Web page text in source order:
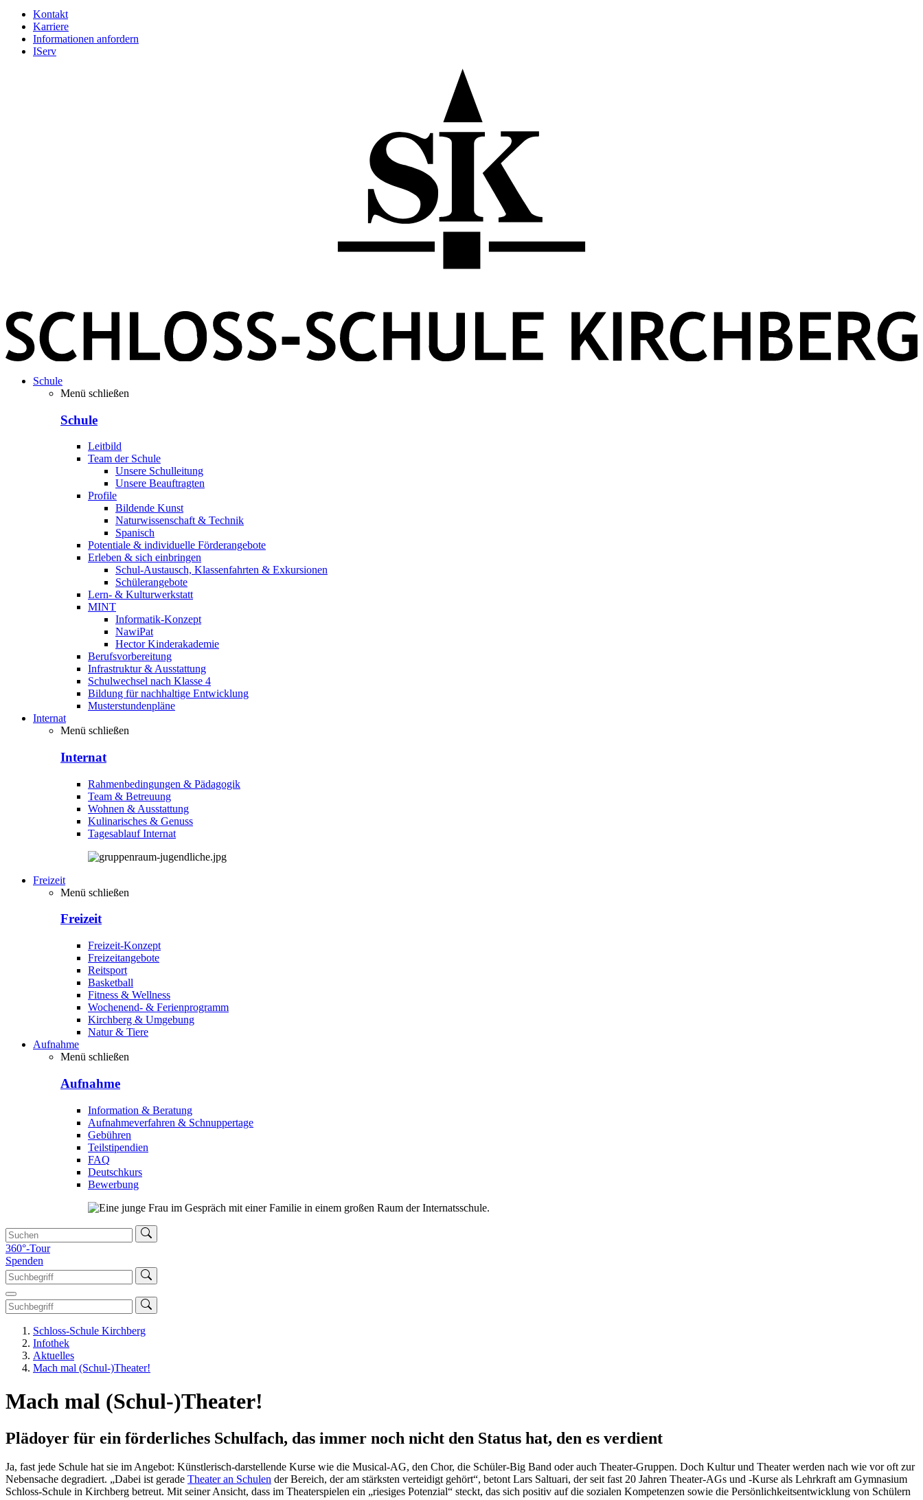
Kontakt
Karriere
Informationen anfordern
IServ
Schule
Menü schließen
Schule
Leitbild
Team der Schule
Unsere Schulleitung
Unsere Beauftragten
Profile
Bildende Kunst
Naturwissenschaft & Technik
Spanisch
Potentiale & individuelle Förderangebote
Erleben & sich einbringen
Schul-Austausch, Klassenfahrten & Exkursionen
Schülerangebote
Lern- & Kulturwerkstatt
MINT
Informatik-Konzept
NawiPat
Hector Kinderakademie
Berufsvorbereitung
Infrastruktur & Ausstattung
Schulwechsel nach Klasse 4
Bildung für nachhaltige Entwicklung
Musterstundenpläne
Internat
Menü schließen
Internat
Rahmenbedingungen & Pädagogik
Team & Betreuung
Wohnen & Ausstattung
Kulinarisches & Genuss
Tagesablauf Internat
Freizeit
Menü schließen
Freizeit
Freizeit-Konzept
Freizeitangebote
Reitsport
Basketball
Fitness & Wellness
Wochenend- & Ferienprogramm
Kirchberg & Umgebung
Natur & Tiere
Aufnahme
Menü schließen
Aufnahme
Information & Beratung
Aufnahmeverfahren & Schnuppertage
Gebühren
Teilstipendien
FAQ
Deutschkurs
Bewerbung
360°-Tour
Spenden
Schloss-Schule Kirchberg
Infothek
Aktuelles
Mach mal (Schul-)Theater!
Mach mal (Schul-)Theater!
Plädoyer für ein förderliches Schulfach, das immer noch nicht den Status hat, den es verdient
Ja, fast jede Schule hat sie im Angebot: Künstlerisch-darstellende Kurse wie die Musical-AG, den Chor, die Schüler-Big Band oder auch Theater-Gruppen. Doch Kultur und Theater werden nach wie vor oft zur
Nebensache degradiert. „Dabei ist gerade Theater an Schulen der Bereich, der am stärksten verteidigt gehört“, betont Lars Saltuari, der seit fast 20 Jahren Theater-AGs und -Kurse als Lehrkraft am Gymnasium
Schloss-Schule in Kirchberg betreut. Mit seiner Ansicht, dass im Theaterspielen ein „riesiges Potenzial“ steckt, das sich positiv auf die sozialen Kompetenzen sowie die Persönlichkeitsentwicklung von Schülern